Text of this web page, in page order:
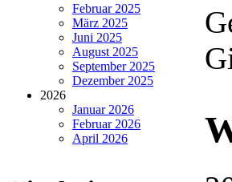
Februar 2025
März 2025
Juni 2025
August 2025
September 2025
Dezember 2025
2026
Januar 2026
Februar 2026
April 2026